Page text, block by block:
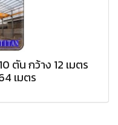
ตัน กว้าง 12 เมตร
เมตร